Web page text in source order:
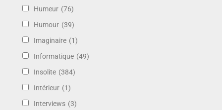
Humeur (76)
Humour (39)
Imaginaire (1)
Informatique (49)
Insolite (384)
Intérieur (1)
Interviews (3)